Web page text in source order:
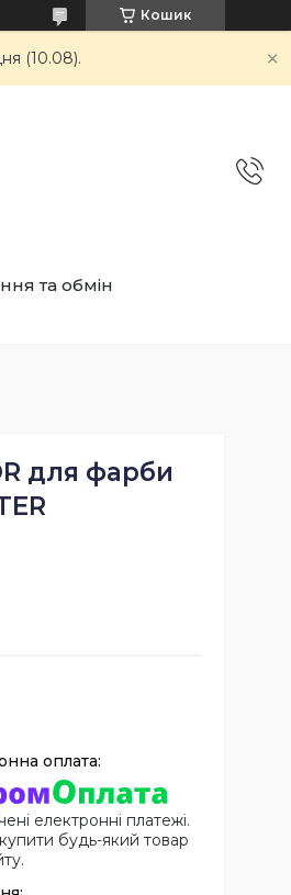
Кошик
(10.08).
та обмін
для фарби
електронні платежі.
будь-який товар